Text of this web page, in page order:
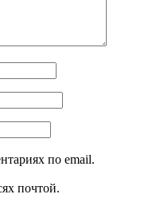
по email.
почтой.